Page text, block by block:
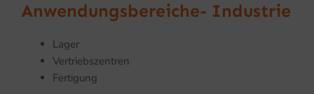
Anwendungsbereiche- Industrie
Lager
Vertriebszentren
Fertigung